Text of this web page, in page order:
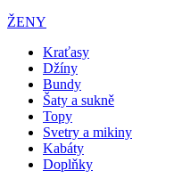
ŽENY
Kraťasy
Džíny
Bundy
Šaty a sukně
Topy
Svetry a mikiny
Kabáty
Doplňky